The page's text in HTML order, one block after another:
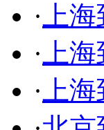
· 上
· 上
· 上